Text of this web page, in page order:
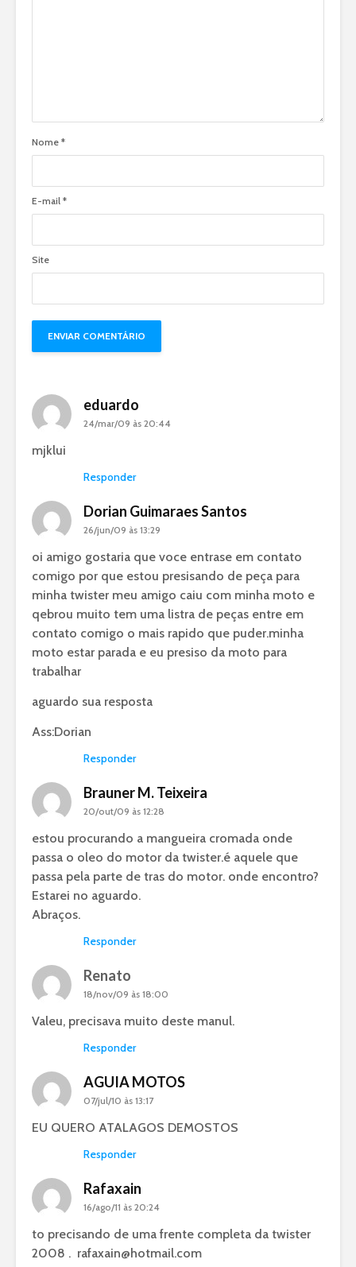
Nome *
E-mail *
Site
eduardo
24/mar/09 às 20:44
mjklui
Responder
Dorian Guimaraes Santos
26/jun/09 às 13:29
oi amigo gostaria que voce entrase em contato
comigo por que estou presisando de peça para
minha twister meu amigo caiu com minha moto e
qebrou muito tem uma listra de peças entre em
contato comigo o mais rapido que puder.minha
moto estar parada e eu presiso da moto para
trabalhar
aguardo sua resposta
Ass:Dorian
Responder
Brauner M. Teixeira
20/out/09 às 12:28
estou procurando a mangueira cromada onde
passa o oleo do motor da twister.é aquele que
passa pela parte de tras do motor. onde encontro?
Estarei no aguardo.
Abraços.
Responder
Renato
18/nov/09 às 18:00
Valeu, precisava muito deste manul.
Responder
AGUIA MOTOS
07/jul/10 às 13:17
EU QUERO ATALAGOS DEMOSTOS
Responder
Rafaxain
16/ago/11 às 20:24
to precisando de uma frente completa da twister
2008 . rafaxain@hotmail.com